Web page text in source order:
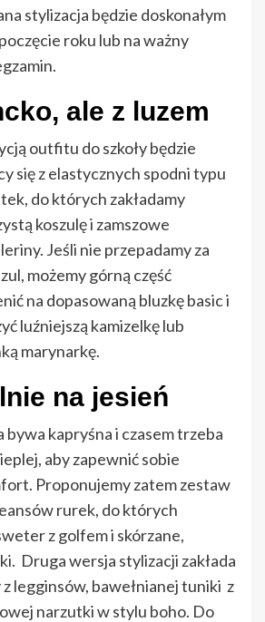
stylizacja będzie doskonałym
roku lub na ważny
ale z luzem
outfitu do szkoły będzie
się z elastycznych spodni typu
do których zakładamy
koszulę i zamszowe
Jeśli nie przepadamy za
możemy górną część
na dopasowaną bluzkę basic i
luźniejszą kamizelkę lub
marynarkę.
na jesień
bywa kapryśna i czasem trzeba
aby zapewnić sobie
Proponujemy zatem zestaw
rurek, do których
z golfem i skórzane,
Druga wersja stylizacji zakłada
z legginsów, bawełnianej tuniki z
narzutki w stylu boho. Do